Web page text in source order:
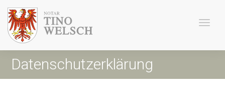
Datenschutzerklärung